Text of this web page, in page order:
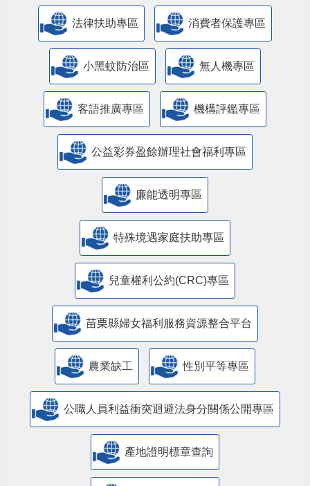
法律扶助專區 消費者保護專區
小黑蚊防治區 無人機專區
客語推廣專區 機構評鑑專區
公益彩券盈餘辦理社會福利專區
廉能透明專區
特殊境遇家庭扶助專區
兒童權利公約(CRC)專區
苗栗縣婦女福利服務資源整合平台
農業缺工 性別平等專區
公職人員利益衝突迴避法身分關係公開專區
產地證明標章查詢